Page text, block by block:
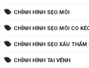
CHỈNH HÌNH SẸO MÔI
CHỈNH HÌNH SẸO MÔI CO
CHỈNH HÌNH SẸO XẤU THẨM
CHỈNH HÌNH TAI VỂNH